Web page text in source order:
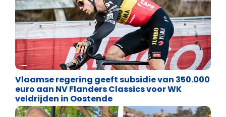
Binnenland politiek
Vlaamse regering geeft subsidie van 350.000
euro aan NV Flanders Classics voor WK
veldrijden in Oostende